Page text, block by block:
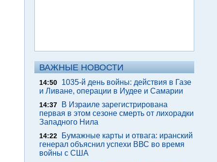
ВАЖНЫЕ НОВОСТИ
14:50
1035-й день войны: действия в Газе
и Ливане, операции в Иудее и Самарии
14:37
В Израиле зарегистрирована
первая в этом сезоне смерть от лихорадки
Западного Нила
14:22
Бумажные карты и отвага: иранский
генерал объяснил успехи ВВС во время
войны с США